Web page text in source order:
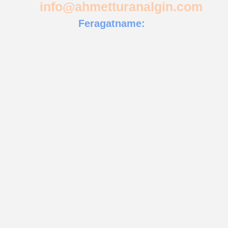
info@ahmetturanalgin.com
Feragatname: